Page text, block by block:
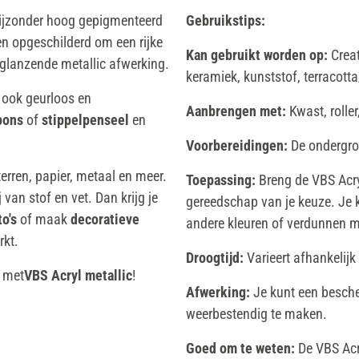
hoog gepigmenteerd
opgeschilderd om een rijke
metallic afwerking.
geurloos en
ofstippelpenseel en
papier, metaal en meer.
stof en vet. Dan krijg je
of maakdecoratieve
metVBS Acryl metallic!
Gebruikstips:
Kan gebruikt worden op:
keramiek, kunststof,
Aanbrengen met: Kwast,
Voorbereidingen: De
Toepassing: Breng de VBS
gereedschap van je keuze.
andere kleuren of verdunnen
Droogtijd: Varieert
Afwerking: Je kunt een
weerbestendig te maken.
Goed om te weten: De VBS